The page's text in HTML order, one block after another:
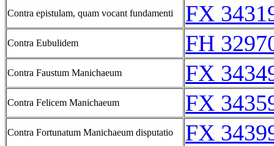
Contra epistulam, quam vocant fundamenti FX
Contra Eubulidem FH
Contra Faustum Manichaeum FX
Contra Felicem Manichaeum FX
Contra Fortunatum Manichaeum disputatio FX